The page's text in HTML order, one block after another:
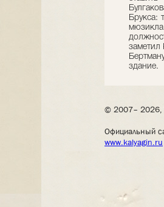
Брукса:
заметил
здание.
© 2007– 2026,
Официальный
www.kalyagin.ru